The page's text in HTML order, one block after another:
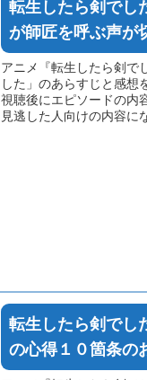
転生したら剣でし
が師匠を呼ぶ声が
アニメ『転生したら剣で
した」のあらすじと感想
視聴後にエピソードの内
見逃した人向けの内容に
転生したら剣でし
の心得１０箇条の